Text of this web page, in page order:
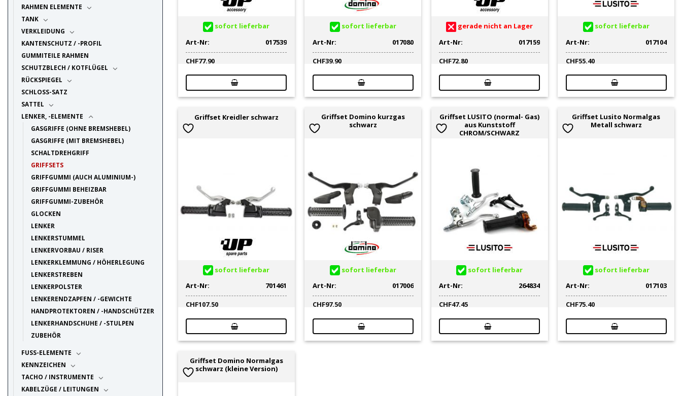
RAHMEN ELEMENTE
TANK
VERKLEIDUNG
KANTENSCHUTZ / -PROFIL
GUMMITEILE RAHMEN
SCHUTZBLECH / KOTFLÜGEL
RÜCKSPIEGEL
SCHLOSS-SATZ
SATTEL
LENKER, -ELEMENTE
GASGRIFFE (OHNE BREMSHEBEL)
GASGRIFFE (MIT BREMSHEBEL)
SCHALTDREHGRIFF
GRIFFSETS
GRIFFGUMMI (AUCH ALUMINIUM-)
GRIFFGUMMI BEHEIZBAR
GRIFFGUMMI-ZUBEHÖR
GLOCKEN
LENKER
LENKERSTUMMEL
LENKERVORBAU / RISER
LENKERKLEMMUNG / HÖHERLEGUNG
LENKERSTREBEN
LENKERPOLSTER
LENKERENDZAPFEN / -GEWICHTE
HANDPROTEKTOREN / -HANDSCHÜTZER
LENKERHANDSCHUHE / -STULPEN
ZUBEHÖR
FUSS-ELEMENTE
KENNZEICHEN
TACHO / INSTRUMENTE
KABELZÜGE / LEITUNGEN
sofort lieferbar
Art-Nr:
017539
CHF77.90
sofort lieferbar
Art-Nr:
017080
CHF39.90
gerade nicht an Lager
Art-Nr:
017159
CHF72.80
sofort lieferbar
Art-Nr:
017104
CHF55.40
Griffset Kreidler schwarz
sofort lieferbar
Art-Nr:
701461
CHF107.50
Griffset Domino kurzgas
schwarz
sofort lieferbar
Art-Nr:
017006
CHF97.50
Griffset LUSITO (normal- Gas)
aus Kunststoff
CHROM/SCHWARZ
sofort lieferbar
Art-Nr:
264834
CHF47.45
Griffset Lusito Normalgas
Metall schwarz
sofort lieferbar
Art-Nr:
017103
CHF75.40
Griffset Domino Normalgas
schwarz (kleine Version)